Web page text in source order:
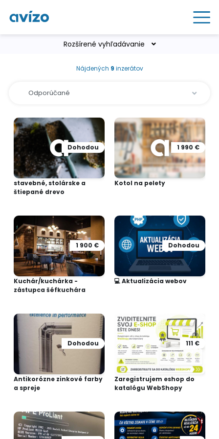
Rozšírené vyhľadávanie
Nájdených 9 inzerátov
Dohodou
stavebné, stolárske a
štiepané drevo
1 990 €
Kotol na pelety
1 900 €
Kuchár/kuchárka -
zástupca šéfkuchára
Dohodou
💻 Aktualizácia webov
Dohodou
Antikorózne zinkové farby
a spreje
111 €
Zaregistrujem eshop do
katalógu WebShopy